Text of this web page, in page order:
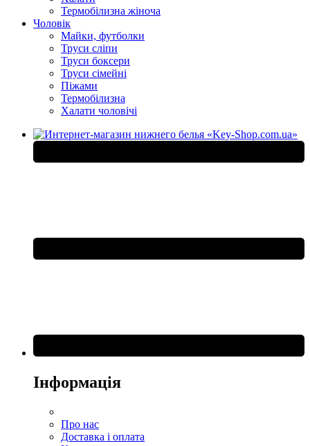
Термобілизна жіноча
Чоловік
Майки, футболки
Труси сліпи
Труси боксери
Труси сімейні
Піжами
Термобілизна
Халати чоловічі
Інформація
Про нас
Доставка і оплата